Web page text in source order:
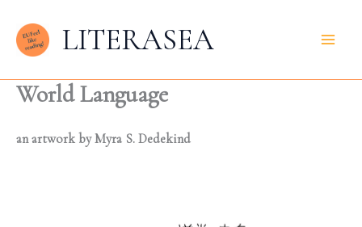
Inhalt
springen
LITERASEA
World Language
an artwork by Myra S. Dedekind